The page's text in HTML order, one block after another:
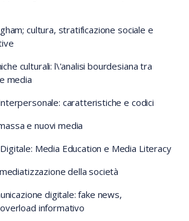
cultura, stratificazione sociale e
culturali: l\'analisi bourdesiana tra
media
caratteristiche e codici
e nuovi media
Media Education e Media Literacy
della società
digitale: fake news,
informativo